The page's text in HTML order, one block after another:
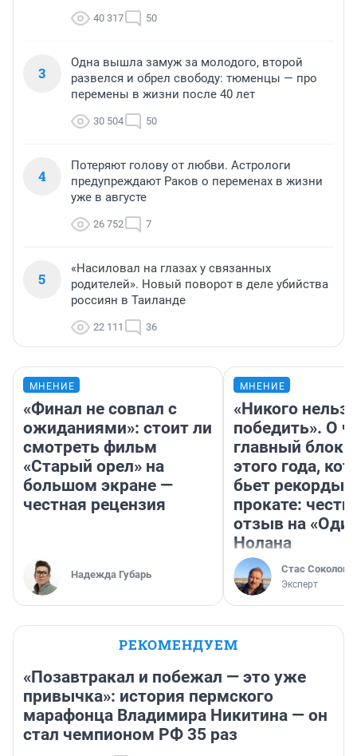
40 317 50
3
Одна вышла замуж за молодого, второй
развелся и обрел свободу: тюменцы — про
перемены в жизни после 40 лет
30 504 50
4
Потеряют голову от любви. Астрологи
предупреждают Раков о переменах в жизни
уже в августе
26 752 7
5
«Насиловал на глазах у связанных
родителей». Новый поворот в деле убийства
россиян в Таиланде
22 111 36
МНЕНИЕ
«Финал не совпал с
ожиданиями»: стоит ли
смотреть фильм
«Старый орел» на
большом экране —
честная рецензия
Надежда Губарь
МНЕНИЕ
«Никого нельзя
победить». О
главный
этого года,
бьет рекорды в
прокате:
отзыв на
Нолана
Стас Соколов
Эксперт
РЕКОМЕНДУЕМ
«Позавтракал и побежал — это уже
привычка»: история пермского
марафонца Владимира Никитина — он
стал чемпионом РФ 35 раз